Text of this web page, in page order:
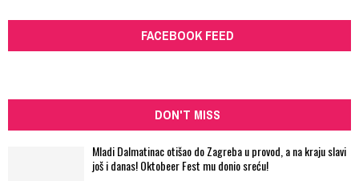
FACEBOOK FEED
DON'T MISS
Mladi Dalmatinac otišao do Zagreba u provod, a na kraju slavi
još i danas! Oktobeer Fest mu donio sreću!